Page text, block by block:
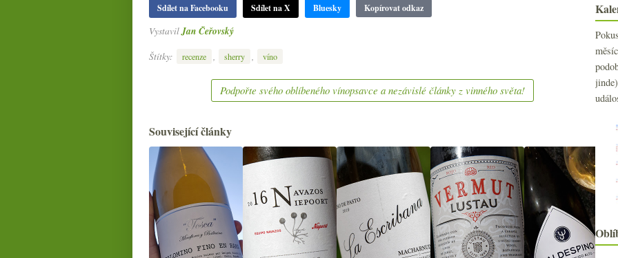
Sdílet na Facebooku Sdílet na X Bluesky Kopírovat odkaz
VystavilJan Čeřovský
Štítky:
recenze sherry víno
Podpořte svého oblíbeného vínopsavce a nezávislé články z vinného světa!
Související články